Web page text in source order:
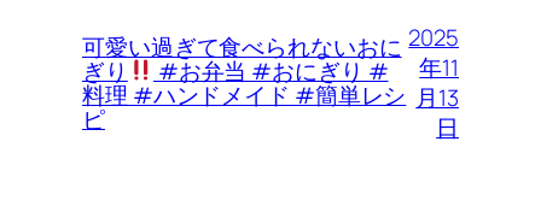
可愛い過ぎて食べられないおに
ぎり #お弁当 #おにぎり #
料理 #ハンドメイド #簡単レシ
ピ
2025
年11
月13
日